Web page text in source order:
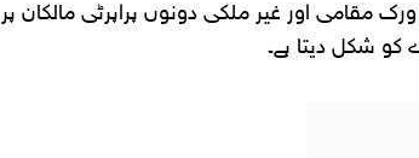
مقامی اور غیر ملکی دونوں پراپرٹی مالکان پر
کو شکل دیتا ہے۔